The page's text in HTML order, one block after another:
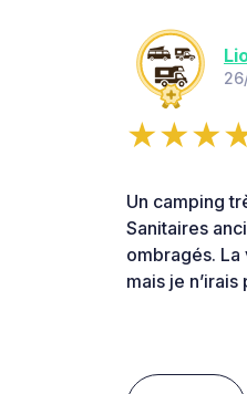
Un camping
Sanitaires
ombragés.
mais je